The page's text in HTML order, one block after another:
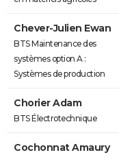
Chever-Julien Ewan
BTS Maintenance des
systèmes option A :
Systèmes de production
Chorier Adam
BTS Électrotechnique
Cochonnat Amaury